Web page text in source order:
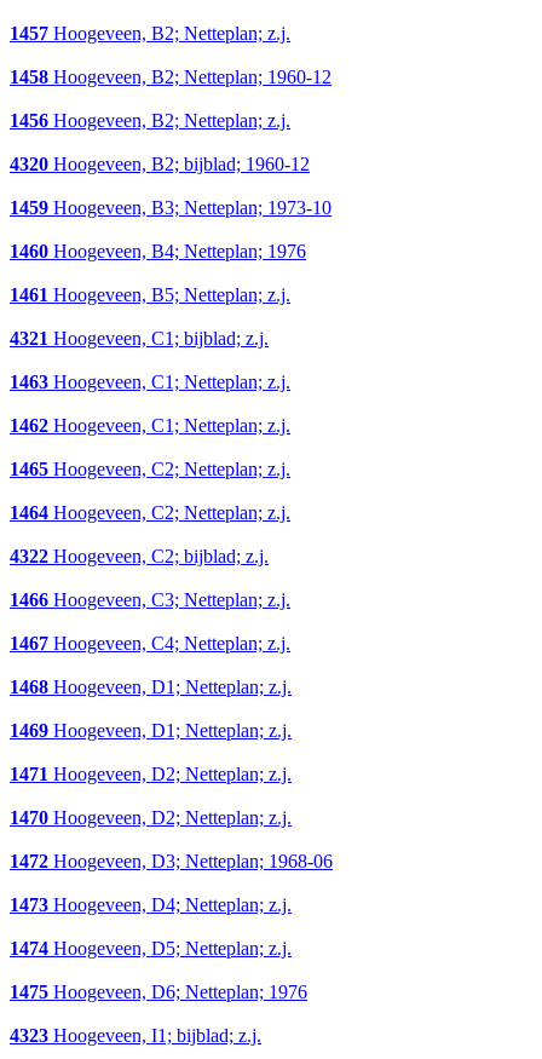
1457 Hoogeveen, B2; Netteplan; z.j.
1458 Hoogeveen, B2; Netteplan; 1960-12
1456 Hoogeveen, B2; Netteplan; z.j.
4320 Hoogeveen, B2; bijblad; 1960-12
1459 Hoogeveen, B3; Netteplan; 1973-10
1460 Hoogeveen, B4; Netteplan; 1976
1461 Hoogeveen, B5; Netteplan; z.j.
4321 Hoogeveen, C1; bijblad; z.j.
1463 Hoogeveen, C1; Netteplan; z.j.
1462 Hoogeveen, C1; Netteplan; z.j.
1465 Hoogeveen, C2; Netteplan; z.j.
1464 Hoogeveen, C2; Netteplan; z.j.
4322 Hoogeveen, C2; bijblad; z.j.
1466 Hoogeveen, C3; Netteplan; z.j.
1467 Hoogeveen, C4; Netteplan; z.j.
1468 Hoogeveen, D1; Netteplan; z.j.
1469 Hoogeveen, D1; Netteplan; z.j.
1471 Hoogeveen, D2; Netteplan; z.j.
1470 Hoogeveen, D2; Netteplan; z.j.
1472 Hoogeveen, D3; Netteplan; 1968-06
1473 Hoogeveen, D4; Netteplan; z.j.
1474 Hoogeveen, D5; Netteplan; z.j.
1475 Hoogeveen, D6; Netteplan; 1976
4323 Hoogeveen, I1; bijblad; z.j.